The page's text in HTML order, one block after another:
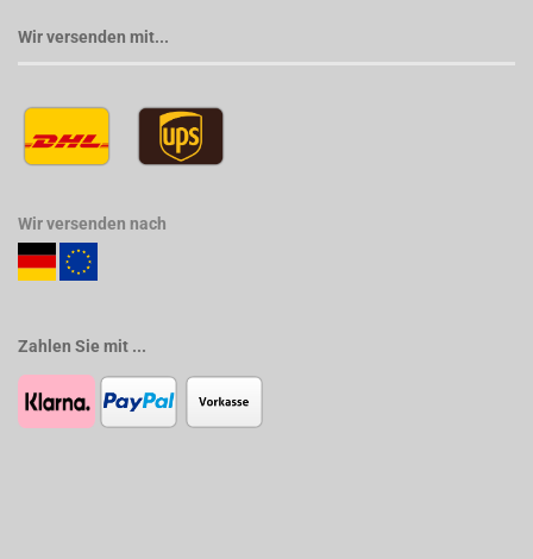
Wir versenden mit...
Wir versenden nach
Zahlen Sie mit ...